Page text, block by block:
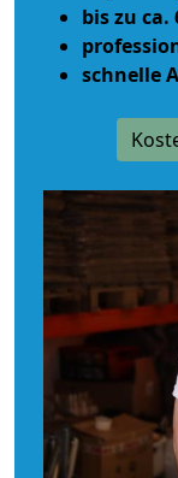
bis zu ca.
schnelle